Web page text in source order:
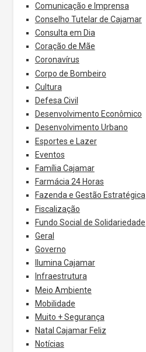
Comunicação e Imprensa
Conselho Tutelar de Cajamar
Consulta em Dia
Coração de Mãe
Coronavírus
Corpo de Bombeiro
Cultura
Defesa Civil
Desenvolvimento Econômico
Desenvolvimento Urbano
Esportes e Lazer
Eventos
Família Cajamar
Farmácia 24 Horas
Fazenda e Gestão Estratégica
Fiscalização
Fundo Social de Solidariedade
Geral
Governo
Ilumina Cajamar
Infraestrutura
Meio Ambiente
Mobilidade
Muito + Segurança
Natal Cajamar Feliz
Notícias